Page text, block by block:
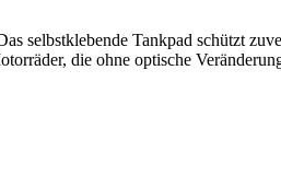
selbstklebende Tankpad schützt
die ohne optische